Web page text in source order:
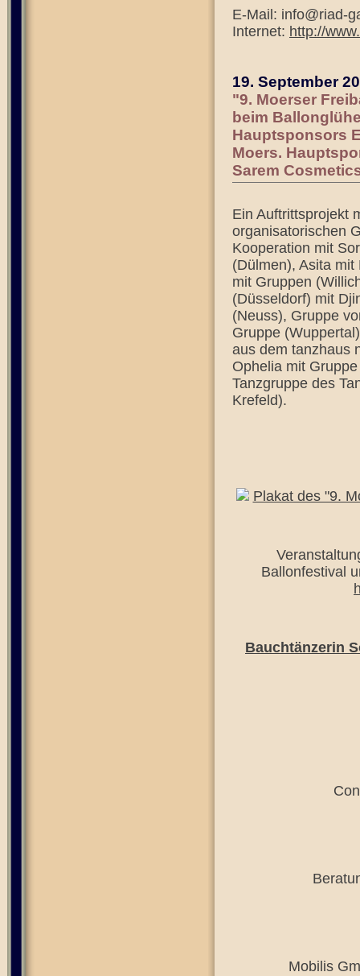
E-Mail: info@riad-
Internet: http://
19. September
"9. Moerser
beim
Hauptsponsors
Moers.
Sarem
Ein Auftrittsprojekt
organisatorischen
Kooperation mit
(Dülmen), Asita
mit Gruppen
(Düsseldorf) mit
(Neuss), Gruppe
Gruppe
aus dem tanzhaus
Ophelia mit
Tanzgruppe des
Krefeld).
Plakat des "9.
Ballonfestival
Bauchtänzerin
Mobilis